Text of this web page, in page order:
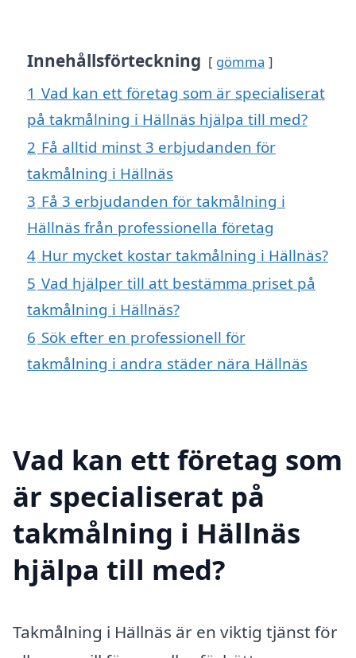
Innehållsförteckning gömma
1 Vad kan ett företag som är specialiserat
på takmålning i Hällnäs hjälpa till med?
2 Få alltid minst 3 erbjudanden för
takmålning i Hällnäs
3 Få 3 erbjudanden för takmålning i
Hällnäs från professionella företag
4 Hur mycket kostar takmålning i Hällnäs?
5 Vad hjälper till att bestämma priset på
takmålning i Hällnäs?
6 Sök efter en professionell för
takmålning i andra städer nära Hällnäs
Vad kan ett företag som
är specialiserat på
takmålning i Hällnäs
hjälpa till med?
Takmålning i Hällnäs är en viktig tjänst för